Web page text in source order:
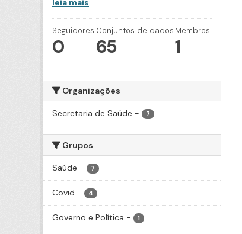
leia mais
Seguidores
0
Conjuntos de dados
65
Membros
1
Organizações
Secretaria de Saúde - 7
Grupos
Saúde - 7
Covid - 4
Governo e Política - 1